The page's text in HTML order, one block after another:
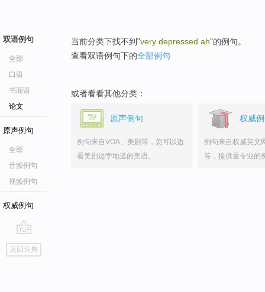
双语例句
全部
口语
书面语
论文
原声例句
全部
音频例句
视频例句
权威例句
go
top
返回词典
当前分类下找不到"very depressed ah"的例句。
查看双语例句下的全部例句
或者看看其他分类：
原声例句
例句来自VOA、美剧等，您可以边
看美剧边学地道的美语。
权威
例句来自权威英文
等，提供最专业的